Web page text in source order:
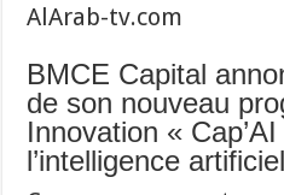
AlArab-tv.com
BMCE Capital
de son nouveau
Innovation «
l’intelligence